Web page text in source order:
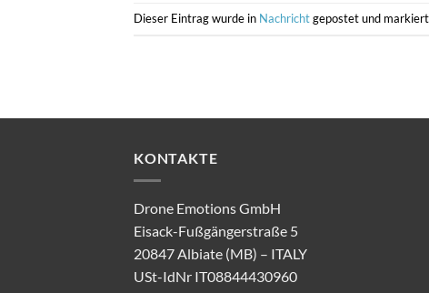
Dieser Eintrag wurde in Nachrichtgepostet und markiert
KONTAKTE
Drone Emotions GmbH
Eisack-Fußgängerstraße 5
20847 Albiate (MB) – ITALY
USt-IdNr IT08844430960